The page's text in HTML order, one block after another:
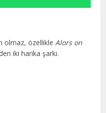
olmaz, özellikleAlors on
iki harika şarkı.